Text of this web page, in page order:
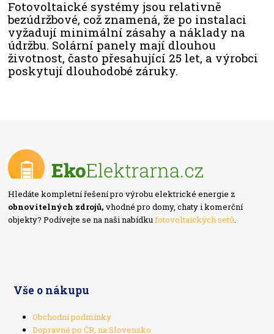
Fotovoltaické systémy jsou relativně
bezúdržbové, což znamená, že po instalaci
vyžadují minimální zásahy a náklady na
údržbu. Solární panely mají dlouhou
životnost, často přesahující 25 let, a výrobci
poskytují dlouhodobé záruky.
Hledáte kompletní řešení pro výrobu elektrické energie z
obnovitelných zdrojů, vhodné pro domy, chaty i komerční
objekty? Podívejte se na naši nabídkufotovoltaických setů.
Vše o nákupu
Obchodní podmínky
Dopravné po ČR, na Slovensko